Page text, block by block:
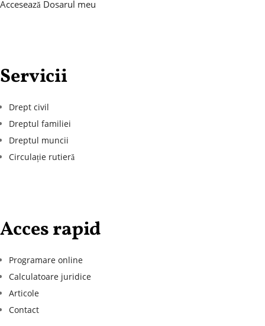
Accesează Dosarul meu
Servicii
Drept civil
Dreptul familiei
Dreptul muncii
Circulație rutieră
Acces rapid
Programare online
Calculatoare juridice
Articole
Contact